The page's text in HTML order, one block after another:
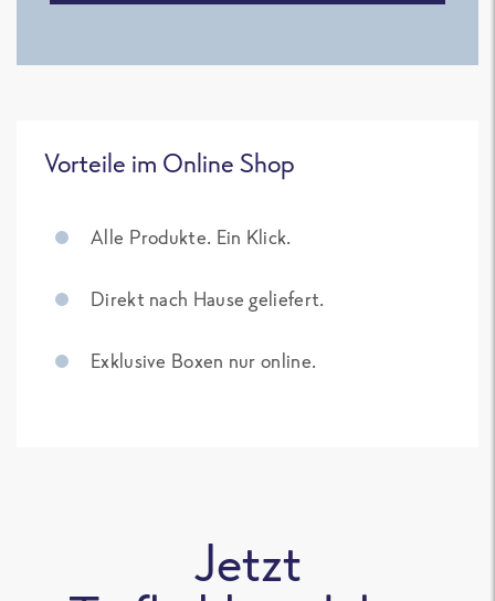
Vorteile im Online Shop
Alle Produkte. Ein Klick.
Direkt nach Hause geliefert.
Exklusive Boxen nur online.
Jetzt